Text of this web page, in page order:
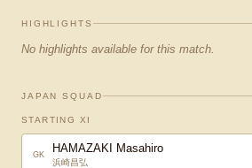
HIGHLIGHTS
No highlights available for this match.
JAPAN SQUAD
STARTING XI
GK HAMAZAKI Masahiro
浜崎昌弘